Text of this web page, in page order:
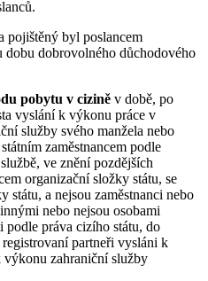
pojištěný byl poslancem
dobu dobrovolného důchodového
pobytu v cizině v době, po
vyslání k výkonu práce v
služby svého manžela nebo
zaměstnancem podle
ve znění pozdějších
organizační složky státu, se
státu, a nejsou zaměstnanci nebo
nebo nejsou osobami
práva cizího státu, do
partneři vysláni k
zahraniční služby